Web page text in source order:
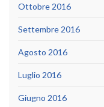
Ottobre 2016
Settembre 2016
Agosto 2016
Luglio 2016
Giugno 2016